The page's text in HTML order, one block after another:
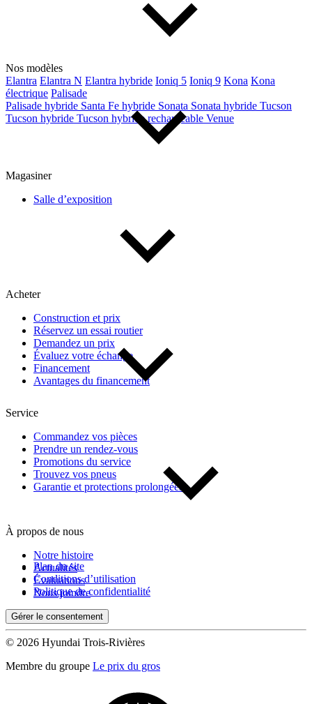
Nos modèles
Elantra Elantra N Elantra hybride Ioniq 5 Ioniq 9 Kona Kona
électrique Palisade
Palisade hybride Santa Fe hybride Sonata Sonata hybride Tucson
Tucson hybride Tucson hybride rechargeable Venue
Magasiner
Salle d’exposition
Acheter
Construction et prix
Réservez un essai routier
Demandez un prix
Évaluez votre échange
Financement
Avantages du financement
Service
Commandez vos pièces
Prendre un rendez-vous
Promotions du service
Trouvez vos pneus
Garantie et protections prolongées
À propos de nous
Notre histoire
Actualités
Évaluations
Nous joindre
Plan du site
Conditions d’utilisation
Politique de confidentialité
Gérer le consentement
© 2026 Hyundai Trois-Rivières
Membre du groupe Le prix du gros